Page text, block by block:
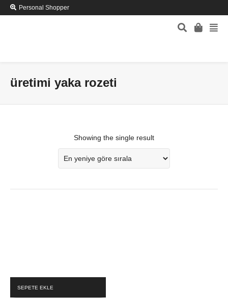
Personal Shopper
üretimi yaka rozeti
Showing the single result
SEPETE EKLE